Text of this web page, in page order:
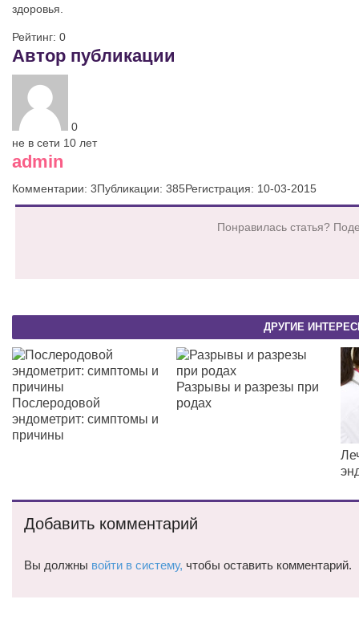
здоровья.
Рейтинг: 0
Автор публикации
0
не в сети 10 лет
admin
Комментарии: 3Публикации: 385Регистрация: 10-03-2015
Понравилась статья?
ДРУГИЕ
Послеродовой
эндометрит: симптомы и
причины
Разрывы и разрезы при
родах
Добавить комментарий
Вы должны войти в систему, чтобы оставить комментарий.